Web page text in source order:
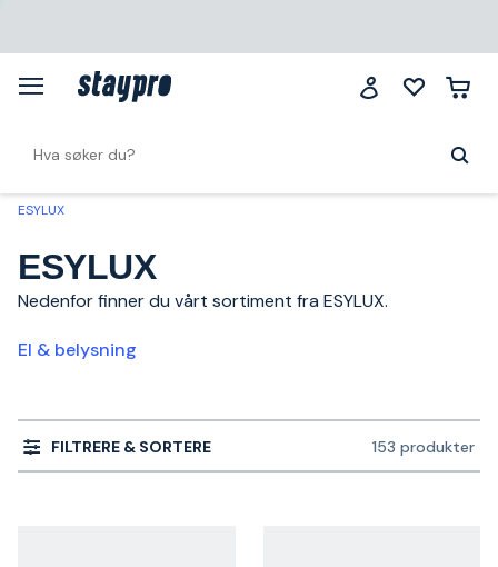
ESYLUX
ESYLUX
Nedenfor finner du vårt sortiment fra ESYLUX.
El & belysning
FILTRERE & SORTERE 153 produkter